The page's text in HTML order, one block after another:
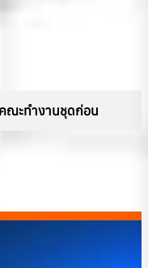
ณะทำงานชุดก่อน